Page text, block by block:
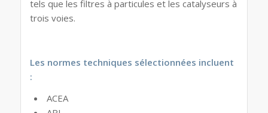
tels que les filtres à particules et les catalyseurs à
trois voies.
Les normes techniques sélectionnées incluent
:
ACEA